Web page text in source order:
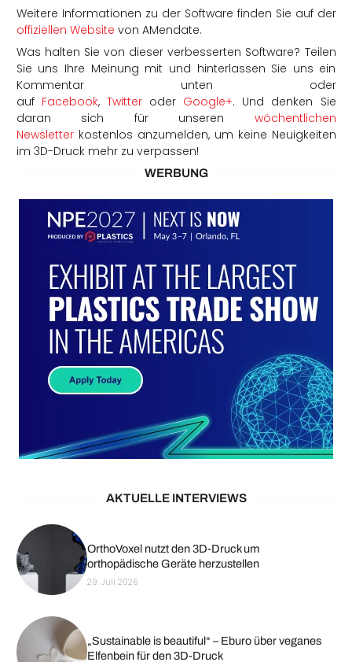
Weitere Informationen zu der Software finden Sie auf der
offiziellen Website von AMendate.
Was halten Sie von dieser verbesserten Software? Teilen
Sie uns Ihre Meinung mit und hinterlassen Sie uns ein
Kommentar unten oder
auf Facebook, Twitteroder Google+. Und denken Sie
daran sich für unseren wöchentlichen
Newsletterkostenlos anzumelden, um keine Neuigkeiten
im 3D-Druck mehr zu verpassen!
WERBUNG
AKTUELLE INTERVIEWS
OrthoVoxel nutzt den 3D-Druck um
orthopädische Geräte herzustellen
29. Juli 2026
„Sustainable is beautiful“ – Eburo über veganes
Elfenbein für den 3D-Druck